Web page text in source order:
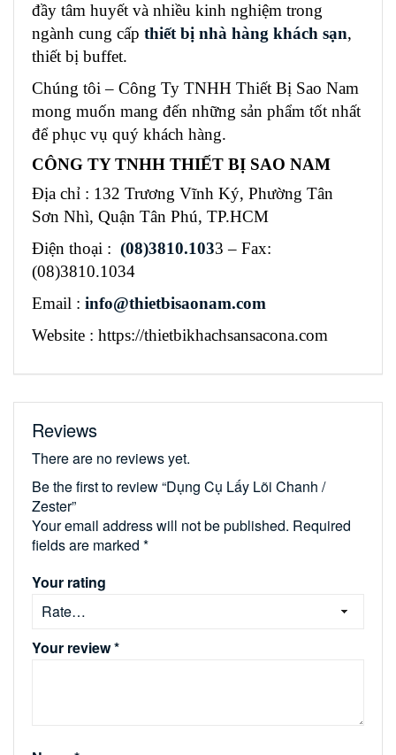
đầy tâm huyết và nhiều kinh nghiệm trong
ngành cung cấp thiết bị nhà hàng khách sạn,
thiết bị buffet.
Chúng tôi – Công Ty TNHH Thiết Bị Sao Nam
mong muốn mang đến những sản phẩm tốt nhất
để phục vụ quý khách hàng.
CÔNG TY TNHH THIẾT BỊ SAO NAM
Địa chỉ : 132 Trương Vĩnh Ký, Phường Tân
Sơn Nhì, Quận Tân Phú, TP.HCM
Điện thoại : (08)3810.1033 – Fax:
(08)3810.1034
Email : info@thietbisaonam.com
Website : https://thietbikhachsansacona.com
Reviews
There are no reviews yet.
Be the first to review “Dụng Cụ Lấy Lõi Chanh /
Zester”
Your email address will not be published. Required
fields are marked *
Your rating
Your review*